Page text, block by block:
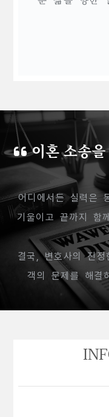
이혼 소송을
어디에서든 실력은
기울이고 끝까지 함
결국, 변호사의 진
객의 문제를 해결